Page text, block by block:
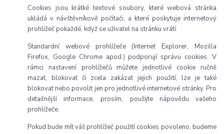
Cookies jsou krátké textové soubory, které webová stránka
ukládá v návštěvníkově počítači, a které poskytuje internetový
prohlížeč pokaždé, když se uživatel na stránku vrátí.
Standardní webové prohlížeče (Internet Explorer, Mozilla
Firefox, Google Chrome apod.) podporují správu cookies. V
rámci nastavení prohlížečů můžete jednotlivé cookie ručně
mazat, blokovat či zcela zakázat jejich použití, lze je také
blokovat nebo povolit jen pro jednotlivé internetové stránky. Pro
detailnější informace, prosím, použijte nápovědu vašeho
prohlížeče.
Pokud bude mít váš prohlížeč použití cookies povoleno, budeme